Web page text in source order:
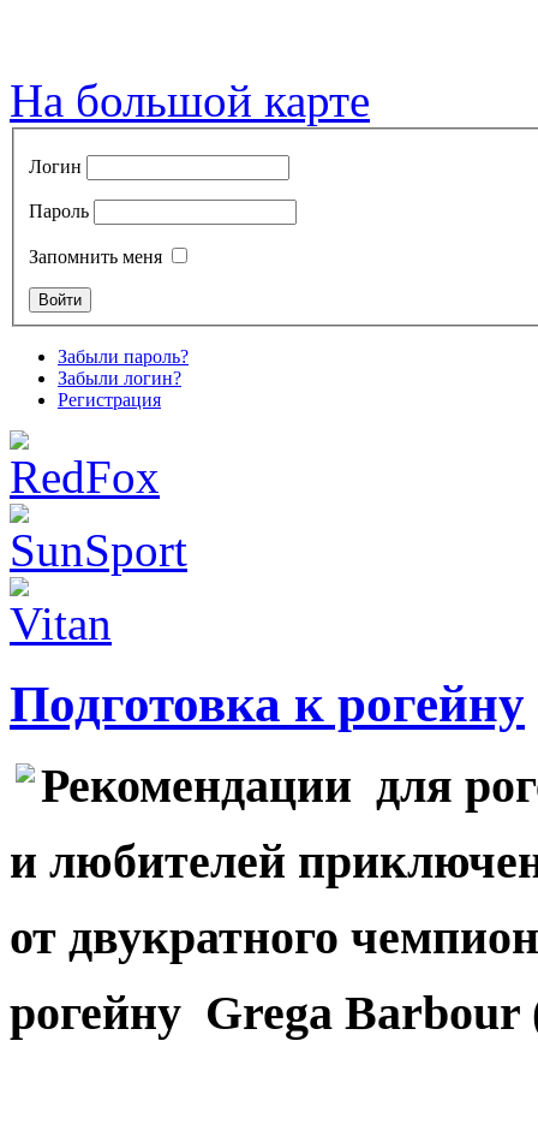
На большой карте
Логин
Пароль
Запомнить меня
Забыли пароль?
Забыли логин?
Регистрация
Подготовка к рогейну
Рекомендации для
и любителей
от двукратного
рогейну Gregа Barbour